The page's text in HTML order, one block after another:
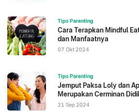
Tips Parenting
Cara Terapkan Mindful
dan Manfaatnya
07 Okt 2024
Tips Parenting
Jemput Paksa Loly dan
Merupakan Cerminan
21 Sep 2024